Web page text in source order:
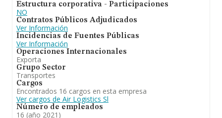
Estructura corporativa - Participaciones
NO
Contratos Públicos Adjudicados
Ver Información
Incidencias de Fuentes Públicas
Ver Información
Operaciones Internacionales
Exporta
Grupo Sector
Transportes
Cargos
Encontrados 16 cargos en esta empresa
Ver cargos de Air Logistics Sl
Número de empleados
16 (año 2021)